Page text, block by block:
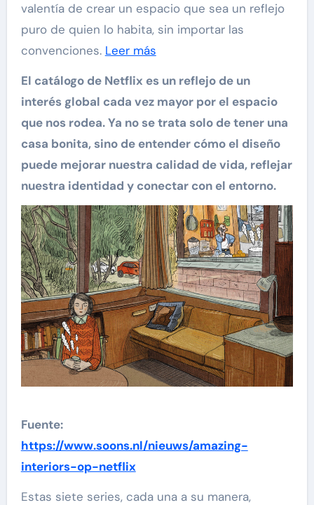
valentía de crear un espacio que sea un reflejo
puro de quien lo habita, sin importar las
convenciones. Leer más
El catálogo de Netflix es un reflejo de un
interés global cada vez mayor por el espacio
que nos rodea. Ya no se trata solo de tener una
casa bonita, sino de entender cómo el diseño
puede mejorar nuestra calidad de vida, reflejar
nuestra identidad y conectar con el entorno.
Fuente:
https://www.soons.nl/nieuws/amazing-
interiors-op-netflix
Estas siete series, cada una a su manera,